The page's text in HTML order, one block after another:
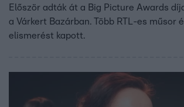
Először adták át a Big Picture Awards
a Várkert Bazárban. Több RTL-es műsor
elismerést kapott.